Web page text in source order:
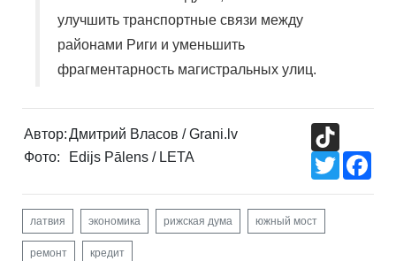
улучшить транспортные связи между
районами Риги и уменьшить
фрагментарность магистральных улиц.
Автор:Дмитрий Власов / Grani.lv
Фото:
Edijs Pālens / LETA
Twitter
латвия экономика рижская дума южный мост
ремонт кредит